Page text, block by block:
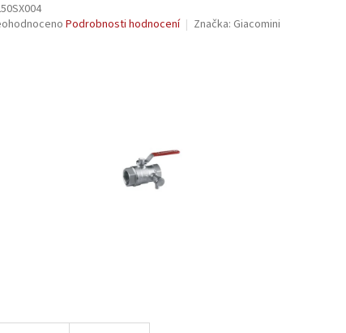
Podrobnosti hodnocení Značka: Giacomini